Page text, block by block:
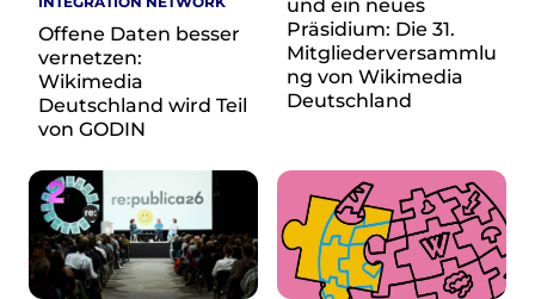
Offene Daten besser
vernetzen:
Wikimedia
Deutschland wird Teil
von GODIN
und ein neues
Präsidium: Die 31.
Mitgliederversammlu
ng von Wikimedia
Deutschland